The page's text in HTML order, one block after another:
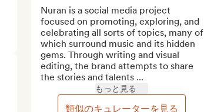
Nuran is a social media project
focused on promoting, exploring, and
celebrating all sorts of topics, many of
which surround music and its hidden
gems. Through writing and visual
editing, the brand attempts to share
the stories and talents ...
もっと見る
類似のキュレーターを見る